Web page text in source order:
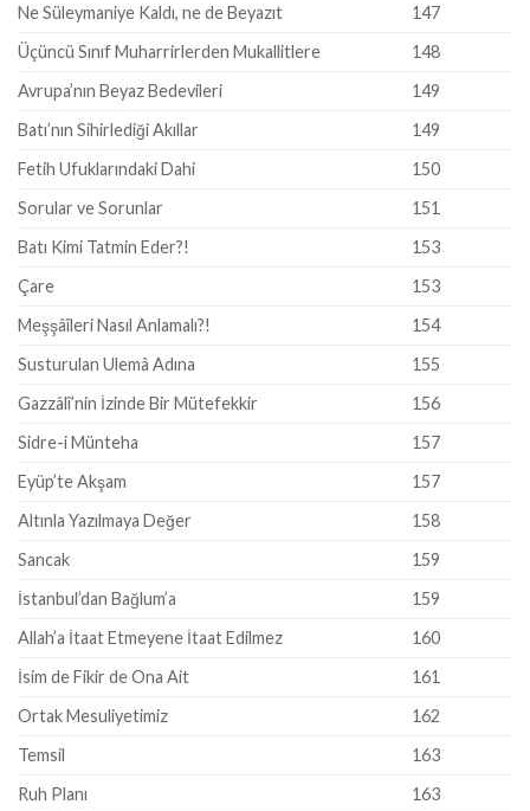
Ne Süleymaniye Kaldı, ne de Beyazıt
147
Üçüncü Sınıf Muharrirlerden Mukallitlere
148
Avrupa’nın Beyaz Bedevileri
149
Batı’nın Sihirlediği Akıllar
149
Fetih Ufuklarındaki Dahi
150
Sorular ve Sorunlar
151
Batı Kimi Tatmin Eder?!
153
Çare
153
Meşşâîleri Nasıl Anlamalı?!
154
Susturulan Ulemâ Adına
155
Gazzâlî’nin İzinde Bir Mütefekkir
156
Sidre-i Münteha
157
Eyüp’te Akşam
157
Altınla Yazılmaya Değer
158
Sancak
159
İstanbul’dan Bağlum’a
159
Allah’a İtaat Etmeyene İtaat Edilmez
160
İsim de Fikir de Ona Ait
161
Ortak Mesuliyetimiz
162
Temsil
163
Ruh Planı
163